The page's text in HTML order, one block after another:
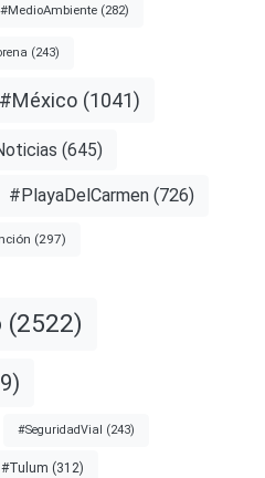
#MedioAmbiente (282)
(243)
#México (1041)
(645)
#PlayaDelCarmen (726)
(297)
(2522)
#SeguridadVial (243)
#Tulum (312)